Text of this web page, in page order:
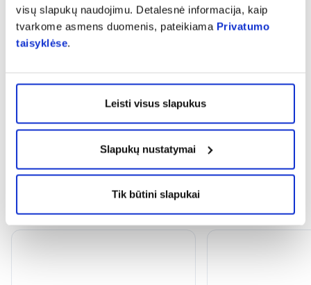
visų slapukų naudojimu. Detalesnė informacija, kaip
tvarkome asmens duomenis, pateikiama Privatumo
taisyklėse.
Leisti visus slapukus
Slapukų nustatymai
Tik būtini slapukai
Preke kokybiska, pristatyta laiku. Visada cia perku.
Dekinga.
Rodyti daugiau
Panašios prekės